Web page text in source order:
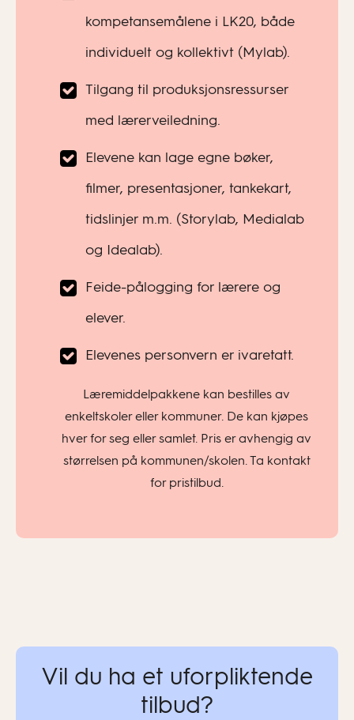
kompetansemålene i LK20, både
individuelt og kollektivt (Mylab).
Tilgang til produksjonsressurser
med lærerveiledning.
Elevene kan lage egne bøker,
filmer, presentasjoner, tankekart,
tidslinjer m.m. (Storylab, Medialab
og Idealab).
Feide-pålogging for lærere og
elever.
Elevenes personvern er ivaretatt.
Læremiddelpakkene kan bestilles av
enkeltskoler eller kommuner. De kan kjøpes
hver for seg eller samlet. Pris er avhengig av
størrelsen på kommunen/skolen. Ta kontakt
for pristilbud.
Vil du ha et uforpliktende
tilbud?